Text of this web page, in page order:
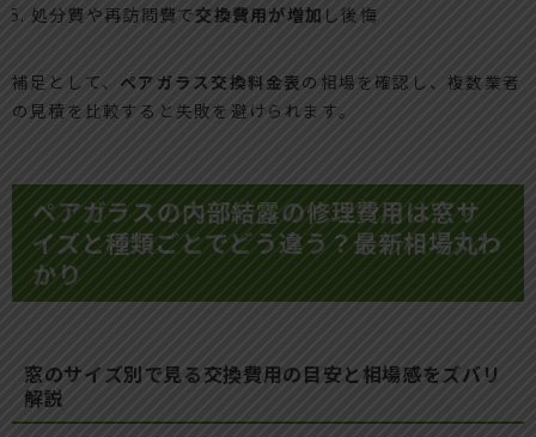
処分費や再訪問費で交換費用が増加 し後悔
補足として、 ペアガラス交換料金表の相場を確認し、複数業者
の見積を比較すると失敗を避けられます。
ペアガラスの内部結露の修理費用は窓サ
イズと種類ごとでどう違う？最新相場丸わ
かり
窓のサイズ別で見る交換費用の目安と相場感をズバリ
解説